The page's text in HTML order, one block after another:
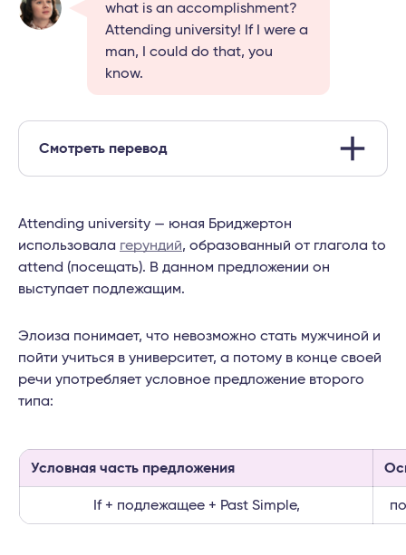
what is an accomplishment?
Attending university! If I were a
man, I could do that, you
know.
Смотреть перевод
Attending university — юная Бриджертон
использовала герундий, образованный от глагола to
attend (посещать). В данном предложении он
выступает подлежащим.
Элоиза понимает, что невозможно стать мужчиной и
пойти учиться в университет, а потому в конце своей
речи употребляет условное предложение второго
типа:
Условная часть предложения
If + подлежащее + Past Simple,